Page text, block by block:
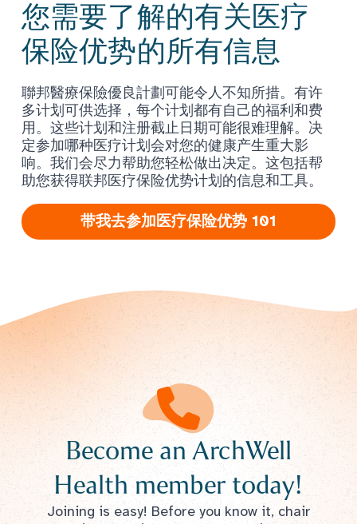
您需要了解的有关医疗
保险优势的所有信息
聯邦醫療保險優良計劃可能令人不知所措。有许
多计划可供选择，每个计划都有自己的福利和费
用。这些计划和注册截止日期可能很难理解。决
定参加哪种医疗计划会对您的健康产生重大影
响。我们会尽力帮助您轻松做出决定。这包括帮
助您获得联邦医疗保险优势计划的信息和工具。
带我去参加医疗保险优势 101
Become an ArchWell
Health member today!
Joining is easy! Before you know it, chair